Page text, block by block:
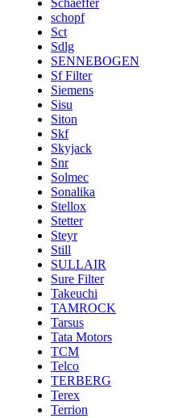
Schaeffer
schopf
Sct
Sdlg
SENNEBOGEN
Sf Filter
Siemens
Sisu
Siton
Skf
Skyjack
Snr
Solmec
Sonalika
Stellox
Stetter
Steyr
Still
SULLAIR
Sure Filter
Takeuchi
TAMROCK
Tarsus
Tata Motors
TCM
Telco
TERBERG
Terex
Terrion